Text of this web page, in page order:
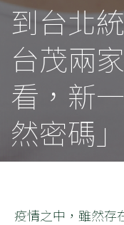
到台北
台茂兩
看，新
然密碼」
疫情之中，雖然存